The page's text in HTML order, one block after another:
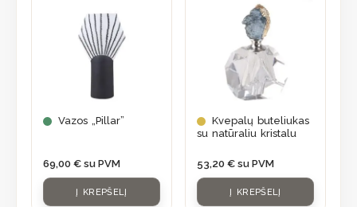
Vazos „Pillar”
69,00 € su PVM
Į KREPŠELĮ
Kvepalų buteliukas
su natūraliu kristalu
53,20 € su PVM
Į KREPŠELĮ